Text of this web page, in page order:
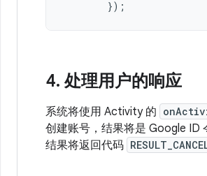
});
4. 处理用户的响应
系统将使用 Activity 的
创建账号，结果将是 Google ID
结果将返回代码